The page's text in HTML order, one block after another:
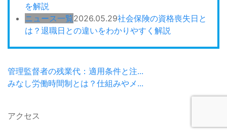
を解説
ニュース一覧2026.05.29社会保険の資格喪失日と
は？退職日との違いをわかりやすく解説
管理監督者の残業代：適用条件と注...
みなし労働時間制とは？仕組みやメ...
アクセス